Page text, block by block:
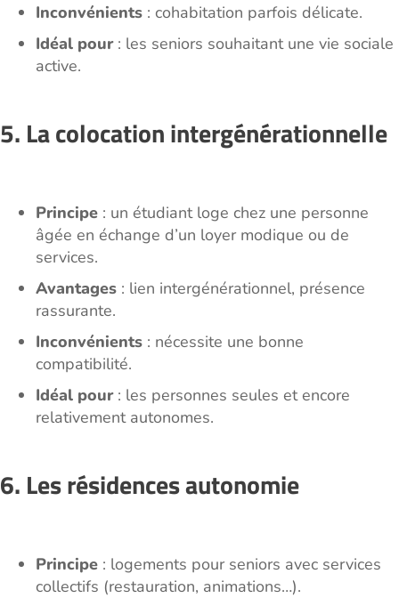
Inconvénients : cohabitation parfois délicate.
Idéal pour: les seniors souhaitant une vie sociale
active.
5. La colocation intergénérationnelle
Principe : un étudiant loge chez une personne
âgée en échange d’un loyer modique ou de
services.
Avantages : lien intergénérationnel, présence
rassurante.
Inconvénients : nécessite une bonne
compatibilité.
Idéal pour: les personnes seules et encore
relativement autonomes.
6. Les résidences autonomie
Principe : logements pour seniors avec services
collectifs (restauration, animations…).